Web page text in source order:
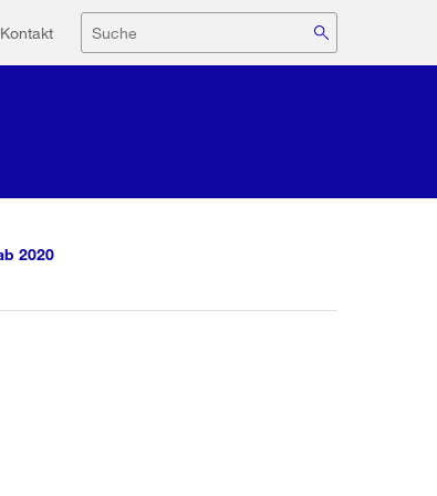
Hilfsnavigation
Kontakt Suche
2020